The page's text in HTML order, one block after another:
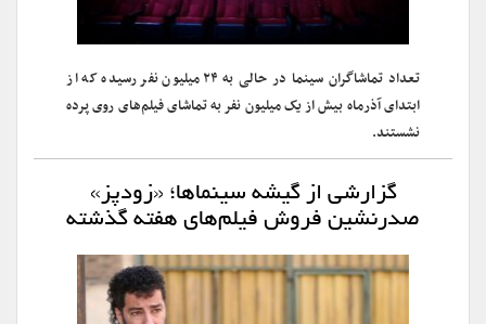
تعداد تماشاگران سینما در حالی به ۲۴ میلیون نفر رسیده که از
ابتدای آذرماه بیش از یک میلیون نفر به تماشای فیلم‌های روی پرده
نشستند.
گزارشی از گیشه سینماها؛ «زودپز»
صدرنشین فروش فیلم‌های هفته گذشته